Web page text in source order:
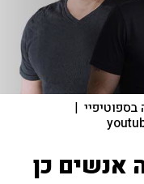
בספוטיפיי |
אנשים כן